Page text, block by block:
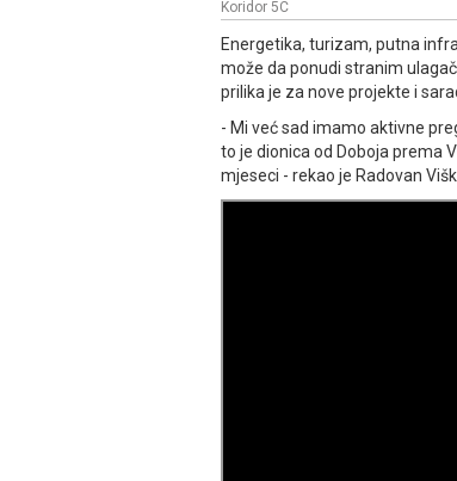
Koridor 5C
Energetika, turizam, putna
može da ponudi stranim
prilika je za nove projekte i
- Mi već sad imamo aktivne
to je dionica od Doboja prema
mjeseci - rekao je Radovan